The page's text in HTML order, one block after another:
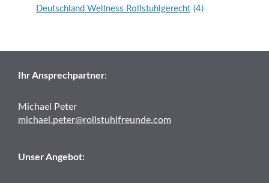
Deutschland Wellness Rollstuhlgerecht (4)
Ihr Ansprechpartner:
Michael Peter
michael.peter@rollstuhlfreunde.com
Unser Angebot: